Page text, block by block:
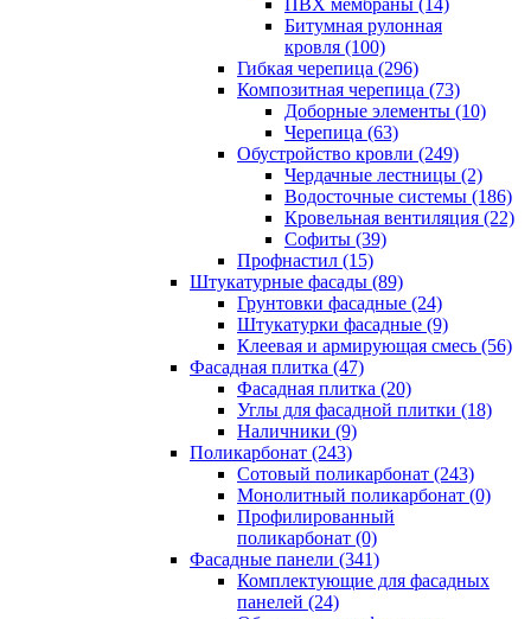
ПВХ мембраны (14)
Битумная рулонная
кровля (100)
Гибкая черепица (296)
Композитная черепица (73)
Доборные элементы (10)
Черепица (63)
Обустройство кровли (249)
Чердачные лестницы (2)
Водосточные системы (186)
Кровельная вентиляция (22)
Cофиты (39)
Профнастил (15)
Штукатурные фасады (89)
Грунтовки фасадные (24)
Штукатурки фасадные (9)
Клеевая и армирующая смесь (56)
Фасадная плитка (47)
Фасадная плитка (20)
Углы для фасадной плитки (18)
Наличники (9)
Поликарбонат (243)
Сотовый поликарбонат (243)
Монолитный поликарбонат (0)
Профилированный
поликарбонат (0)
Фасадные панели (341)
Комплектующие для фасадных
панелей (24)